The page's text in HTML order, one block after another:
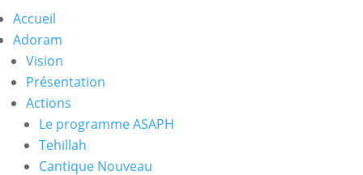
Accueil
Adoram
Vision
Présentation
Actions
Le programme ASAPH
Tehillah
Cantique Nouveau